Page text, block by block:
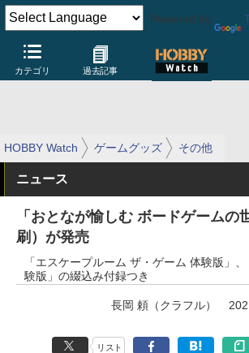
Powered by
カテゴリ 過去記事
HOBBY Watch ゲームグッズ その他
ニュース
「おとなが愉しむ ボードゲームの
刷）が発売
「エスケープルーム ザ・ゲーム 体験版」
験版」の綴込み付録つき
長岡 頼（クラフル）
リスト